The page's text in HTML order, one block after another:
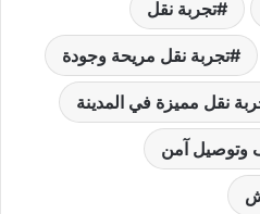
تجربة نقل
تجربة نقل مريحة وجودة
نقل مميزة في المدينة
وتوصيل آمن